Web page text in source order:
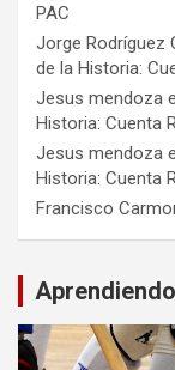
PAC
Jorge Rodríguez
de la Historia:
Jesus mendoza
Historia: Cuenta
Jesus mendoza
Historia: Cuenta
Francisco